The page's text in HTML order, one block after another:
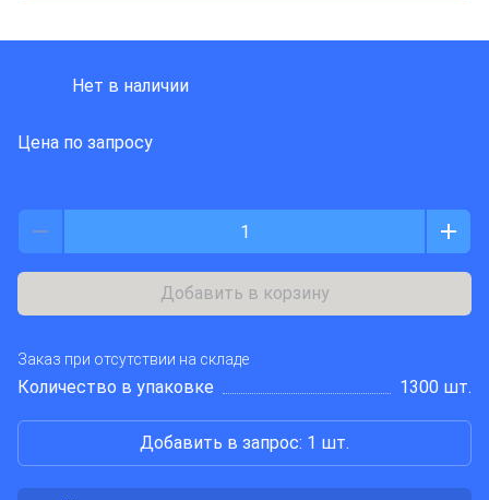
DINKLE INTERNATIONAL
Нет в наличии
Цена по запросу
Добавить в корзину
Заказ при отсутствии на складе
Количество в упаковке 1300 шт.
Добавить в запрос: 1 шт.